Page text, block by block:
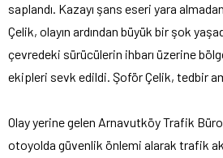
saplandı. Kazayı şans eseri yara
Çelik, olayın ardından büyük bir şok
çevredeki sürücülerin ihbarı üzerine
ekipleri sevk edildi. Şoför Çelik, tedbir
Olay yerine gelen Arnavutköy Trafik
otoyolda güvenlik önlemi alarak trafik